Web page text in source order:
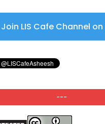
Join LIS Cafe Channel
---